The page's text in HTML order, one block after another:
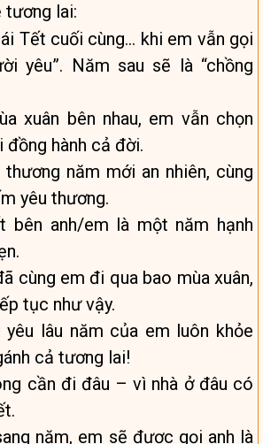
tương lai:
Tết cuối cùng… khi em vẫn gọi
yêu”. Năm sau sẽ là “chồng
xuân bên nhau, em vẫn chọn
đồng hành cả đời.
thương năm mới an nhiên, cùng
yêu thương.
bên anh/em là một năm hạnh
cùng em đi qua bao mùa xuân,
tục như vậy.
yêu lâu năm của em luôn khỏe
cả tương lai!
cần đi đâu – vì nhà ở đâu có
năm, em sẽ được gọi anh là